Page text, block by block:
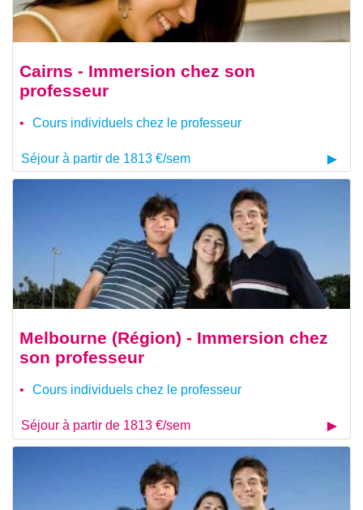
Cairns - Immersion chez son
professeur
Cours individuels chez le professeur
Séjour à partir de 1813 €/sem
Melbourne (Région) - Immersion chez
son professeur
Cours individuels chez le professeur
Séjour à partir de 1813 €/sem